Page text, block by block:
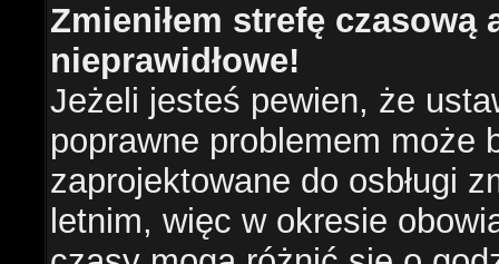
Zmieniłem strefę czasową
nieprawidłowe!
Jeżeli jesteś pewien, że
poprawne problemem może
zaprojektowane do osbługi
letnim, więc w okresie